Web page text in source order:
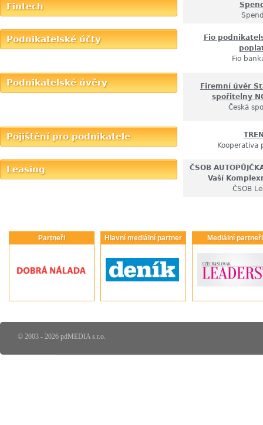
Fintech
Podnikatelské účty
Fio
Fio
Podnikatelské úvěry
Firemní úvěr
spořitelny
Česká
Pojištění pro podnikatele
Kooperativa
Leasing
ČSOB
Vaší
ČSOB
Partneři Hlavní mediální partner Mediální partneři
© 2003 - 2026 pdMEDIA s.r.o.